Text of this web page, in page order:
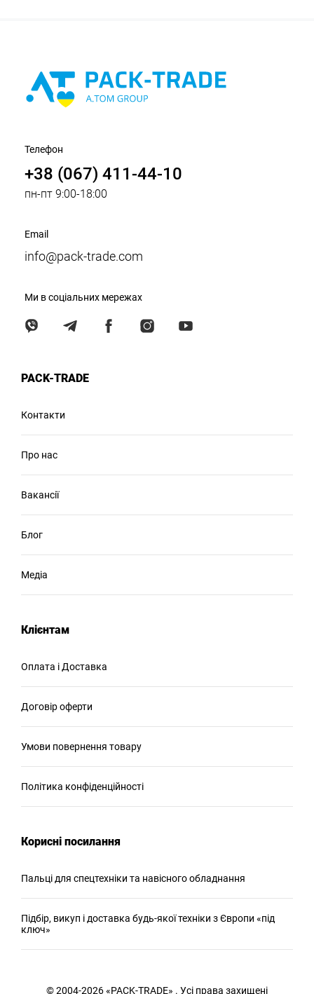
Телефон
+38 (067) 411-44-10
пн-пт 9:00-18:00
Email
info@pack-trade.com
Ми в соціальних мережах
PACK-TRADE
Контакти
Про нас
Вакансії
Блог
Медіа
Клієнтам
Оплата і Доставка
Договір оферти
Умови повернення товару
Політика конфіденційності
Корисні посилання
Пальці для спецтехніки та навісного обладнання
Підбір, викуп і доставка будь-якої техніки з Європи «під
ключ»
© 2004-2026 «PACK-TRADE» . Усі права захищені